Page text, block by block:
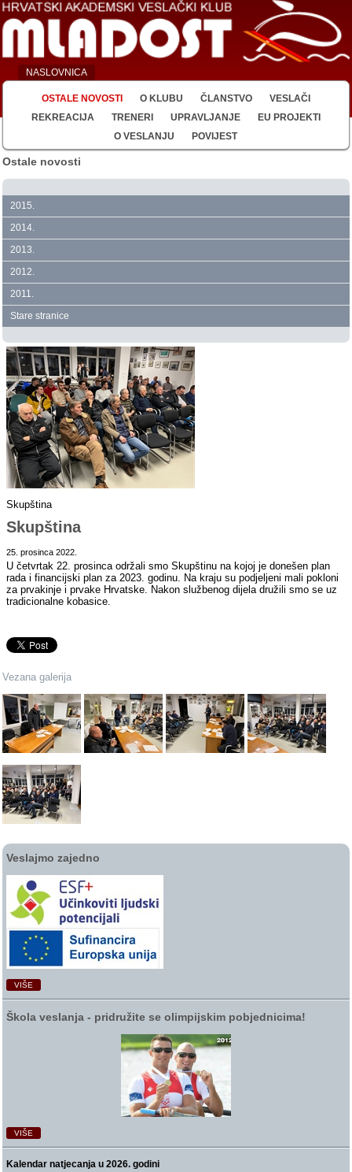
NASLOVNICA
OSTALE NOVOSTI O KLUBU ČLANSTVO
VESLAČI
REKREACIJA
TRENERI UPRAVLJANJE
EU PROJEKTI
O VESLANJU
POVIJEST
Ostale novosti
2015.
2014.
2013.
2012.
2011.
Stare stranice
Skupština
Skupština
25. prosinca 2022.
U četvrtak 22. prosinca održali smo Skupštinu na kojoj je donešen plan
rada i financijski plan za 2023. godinu. Na kraju su podjeljeni mali pokloni
za prvakinje i prvake Hrvatske. Nakon službenog dijela družili smo se uz
tradicionalne kobasice.
Vezana galerija
Veslajmo zajedno
VIŠE
Škola veslanja ‑ pridružite se olimpijskim pobjednicima!
VIŠE
Kalendar natjecanja u 2026. godini